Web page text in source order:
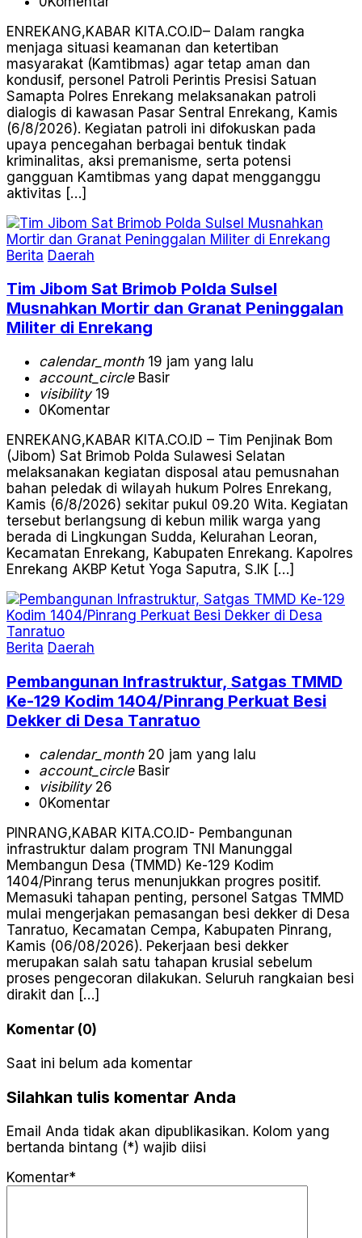
ENREKANG,KABAR KITA.CO.ID– Dalam rangka
menjaga situasi keamanan dan ketertiban
masyarakat (Kamtibmas) agar tetap aman dan
kondusif, personel Patroli Perintis Presisi Satuan
Samapta Polres Enrekang melaksanakan patroli
dialogis di kawasan Pasar Sentral Enrekang, Kamis
(6/8/2026). Kegiatan patroli ini difokuskan pada
upaya pencegahan berbagai bentuk tindak
kriminalitas, aksi premanisme, serta potensi
gangguan Kamtibmas yang dapat mengganggu
aktivitas […]
Berita Daerah
Tim Jibom Sat Brimob Polda Sulsel
Musnahkan Mortir dan Granat Peninggalan
Militer di Enrekang
calendar_month19 jam yang lalu
account_circleBasir
visibility19
0Komentar
ENREKANG,KABAR KITA.CO.ID – Tim Penjinak Bom
(Jibom) Sat Brimob Polda Sulawesi Selatan
melaksanakan kegiatan disposal atau pemusnahan
bahan peledak di wilayah hukum Polres Enrekang,
Kamis (6/8/2026) sekitar pukul 09.20 Wita. Kegiatan
tersebut berlangsung di kebun milik warga yang
berada di Lingkungan Sudda, Kelurahan Leoran,
Kecamatan Enrekang, Kabupaten Enrekang. Kapolres
Enrekang AKBP Ketut Yoga Saputra, S.IK […]
Berita Daerah
Pembangunan Infrastruktur, Satgas TMMD
Ke-129 Kodim 1404/Pinrang Perkuat Besi
Dekker di Desa Tanratuo
calendar_month20 jam yang lalu
account_circleBasir
visibility26
0Komentar
PINRANG,KABAR KITA.CO.ID- Pembangunan
infrastruktur dalam program TNI Manunggal
Membangun Desa (TMMD) Ke-129 Kodim
1404/Pinrang terus menunjukkan progres positif.
Memasuki tahapan penting, personel Satgas TMMD
mulai mengerjakan pemasangan besi dekker di Desa
Tanratuo, Kecamatan Cempa, Kabupaten Pinrang,
Kamis (06/08/2026). Pekerjaan besi dekker
merupakan salah satu tahapan krusial sebelum
proses pengecoran dilakukan. Seluruh rangkaian besi
dirakit dan […]
Komentar (0)
Saat ini belum ada komentar
Silahkan tulis komentar Anda
Email Anda tidak akan dipublikasikan. Kolom yang
bertanda bintang (*) wajib diisi
Komentar*